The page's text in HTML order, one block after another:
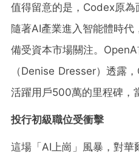
值得留意的是，Codex原為
隨著AI產業進入智能體時代
備受資本市場關注。
（Denise Dresser）透露
活躍用戶500萬的里程碑，
投行初級職位受衝擊
這場「AI上崗」風暴，對